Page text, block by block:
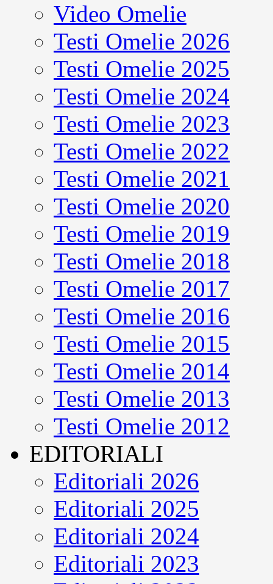
Video Omelie
Testi Omelie 2026
Testi Omelie 2025
Testi Omelie 2024
Testi Omelie 2023
Testi Omelie 2022
Testi Omelie 2021
Testi Omelie 2020
Testi Omelie 2019
Testi Omelie 2018
Testi Omelie 2017
Testi Omelie 2016
Testi Omelie 2015
Testi Omelie 2014
Testi Omelie 2013
Testi Omelie 2012
EDITORIALI
Editoriali 2026
Editoriali 2025
Editoriali 2024
Editoriali 2023